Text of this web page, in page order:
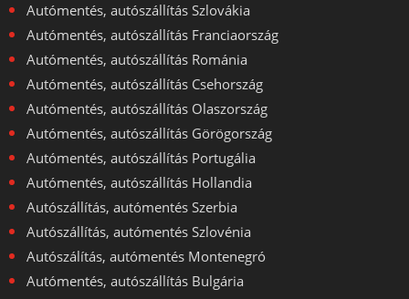
Autómentés, autószállítás Szlovákia
Autómentés, autószállítás Franciaország
Autómentés, autószállítás Románia
Autómentés, autószállítás Csehország
Autómentés, autószállítás Olaszország
Autómentés, autószállítás Görögország
Autómentés, autószállítás Portugália
Autómentés, autószállítás Hollandia
Autószállítás, autómentés Szerbia
Autószállítás, autómentés Szlovénia
Autószálítás, autómentés Montenegró
Autómentés, autószállítás Bulgária